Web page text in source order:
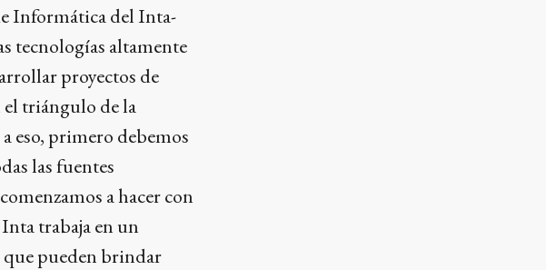
Informática del Inta-
tecnologías altamente
proyectos de
el triángulo de la
eso, primero debemos
las fuentes
a hacer con
trabaja en un
que pueden brindar